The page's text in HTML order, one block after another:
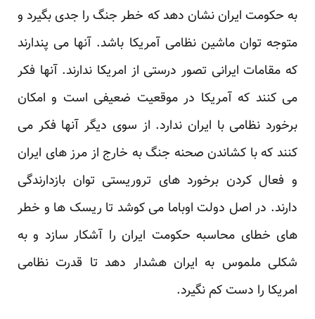
به حکومت ایران نشان دهد که خطر جنگ را جدی بگیرد و
متوجه توان ماشین نظامی آمریکا باشد. آنها می پندارند
که مقامات ایرانی تصور درستی از امریکا ندارند. آنها فکر
می کنند که آمریکا در موقعیت ضعیفی است و امکان
برخورد نظامی با ایران ندارد. از سوی دیگر آنها فکر می
کنند که با کشاندن صحنه جنگ به خارج از مرز های ایران
و فعال کردن برخورد های تروریستی توان بازدارندگی
دارند. در اصل دولت اوباما می کوشد تا ریسک ها و خطر
های خطای محاسبه حکومت ایران را آشکار سازد و به
شکلی ملموس به ایران هشدار دهد تا قدرت نظامی
امریکا را دست کم نگیرد.